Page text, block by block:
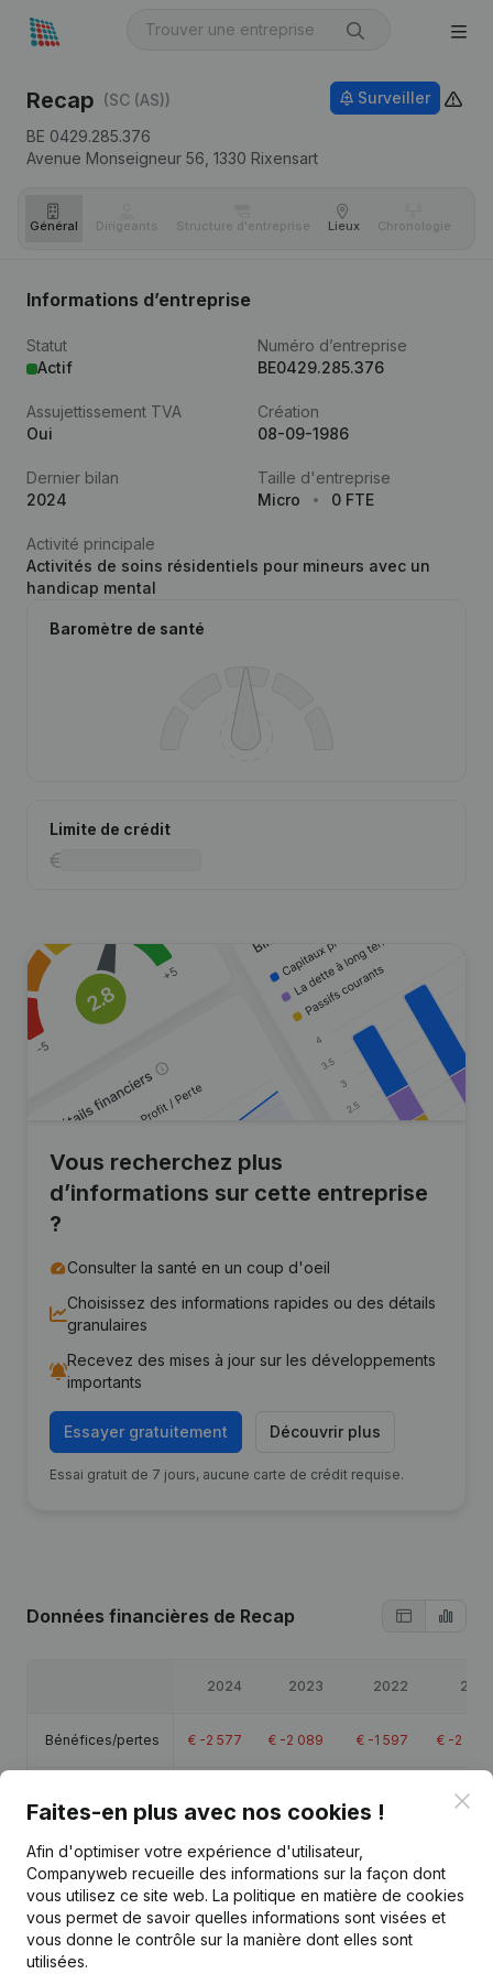
Recap (SC (AS))
BE 0429.285.376
Avenue Monseigneur 56, 1330 Rixensart
Surveiller
Général Dirigeants Structure d'entreprise Lieux Chronologie
Informations d’entreprise
Statut
Actif
Numéro d’entreprise
BE0429.285.376
Assujettissement TVA
Oui
Création
08-09-1986
Dernier bilan
2024
Taille d'entreprise
Micro
0 FTE
Activité principale
Activités de soins résidentiels pour mineurs avec un
handicap mental
Baromètre de santé
Limite de crédit
Vous recherchez plus
d’informations sur cette entreprise
?
Consulter la santé en un coup d'oeil
Choisissez des informations rapides ou des détails
granulaires
Recevez des mises à jour sur les développements
importants
Essayer gratuitement Découvrir plus
Essai gratuit de 7 jours, aucune carte de crédit requise.
Données financières de Recap
2024 2023 2022 2021
Bénéfices/pertes € -2 577 € -2 089 € -1 597 € -2 308
78 240
Marge brute €-2 499 €-1 381
Faites-en plus avec nos cookies !
Afin d'optimiser votre expérience d'utilisateur,
Companyweb recueille des informations sur la façon dont
vous utilisez ce site web. La politique en matière de cookies
vous permet de savoir quelles informations sont visées et
vous donne le contrôle sur la manière dont elles sont
utilisées.